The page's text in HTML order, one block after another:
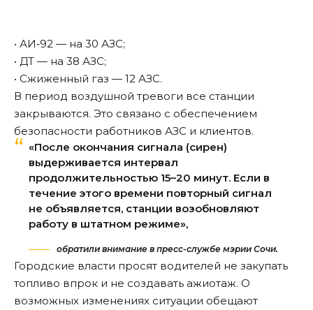
• АИ‑92 — на 30 АЗС;
• ДТ — на 38 АЗС;
• Сжиженный газ — 12 АЗС.
В период воздушной тревоги все станции
закрываются. Это связано с обеспечением
безопасности работников АЗС и клиентов.
«После окончания сигнала (сирен)
выдерживается интервал
продолжительностью 15–20 минут. Если в
течение этого времени повторный сигнал
не объявляется, станции возобновляют
работу в штатном режиме»,
обратили внимание в пресс-службе мэрии Сочи.
Городские власти просят водителей не закупать
топливо впрок и не создавать ажиотаж. О
возможных изменениях ситуации обещают